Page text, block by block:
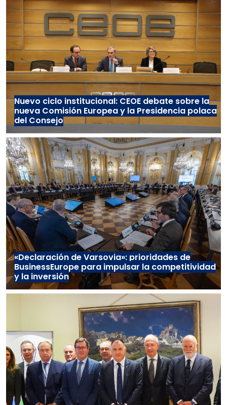
Nuevo ciclo institucional: CEOE debate sobre la
nueva Comisión Europea y la Presidencia polaca
del Consejo
«Declaración de Varsovia»: prioridades de
BusinessEurope para impulsar la competitividad
y la inversión